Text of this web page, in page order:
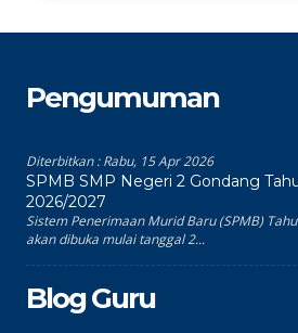
Pengumuman
Diterbitkan :Rabu, 15 Apr 2026
SPMB SMP Negeri 2 Gondang
2026/2027
Sistem Penerimaan Murid Baru (SPMB)
akan dibuka mulai tanggal 2...
Blog Guru